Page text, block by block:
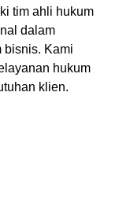
tim ahli hukum
dalam
bisnis. Kami
hukum
klien.